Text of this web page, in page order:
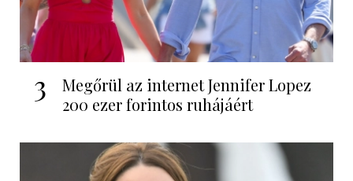
3
Megőrül az internet Jennifer Lopez
200 ezer forintos ruhájáért